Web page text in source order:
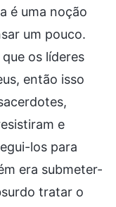
é uma noção
um pouco.
os líderes
então isso
e
los para
era submeter-
tratar o